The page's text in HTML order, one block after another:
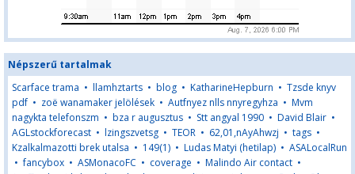
Népszerű tartalmak
Scarface trama • llamhztarts • blog • KatharineHepburn • Tzsde knyv
pdf • zoë wanamaker jelölések • Autfnyez nlls nnyregyhza • Mvm
nagykta telefonszm • bza r augusztus • Stt angyal 1990 • David Blair •
AGLstockforecast • lzingszvetsg • TEOR • 62,01,nAyAhwzj • tags •
Kzalkalmazotti brek utalsa • 149(1) • Ludas Matyi (hetilap) • ASALocalRun
•fancybox • ASMonacoFC • coverage • Malindo Air contact •